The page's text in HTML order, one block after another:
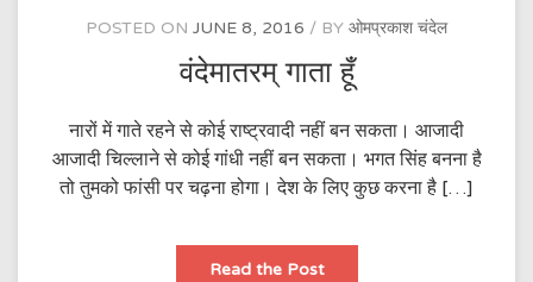
POSTED ON JUNE 8, 2016 BY ओमप्रकाश चंदेल
वंदेमातरम् गाता हूँ
नारों में गाते रहने से कोई राष्ट्रवादी नहीं बन सकता। आजादी
आजादी चिल्लाने से कोई गांधी नहीं बन सकता। भगत सिंह बनना है
तो तुमको फांसी पर चढ़ना होगा। देश के लिए कुछ करना है […]
Read the Postवंदेमातरम्